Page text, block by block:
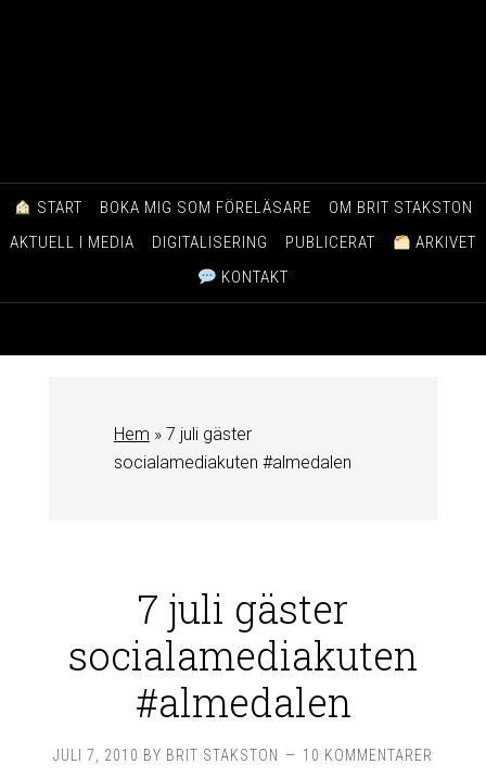
START BOKA MIG SOM FÖRELÄSARE
OM BRIT STAKSTON
AKTUELL I MEDIA
DIGITALISERING PUBLICERAT
ARKIVET
KONTAKT
Hem » 7 juli gäster
socialamediakuten #almedalen
7 juli gäster
socialamediakuten
#almedalen
JULI 7, 2010 BY BRIT STAKSTON 10 KOMMENTARER